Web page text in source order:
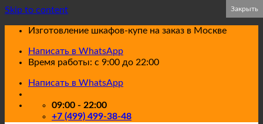
Skip to content
Изготовление шкафов-купе на заказ в Москве
Написать в WhatsApp
Время работы: с 9:00 до 22:00
Написать в WhatsApp
09:00 - 22:00
+7 (499) 499-38-48
Закрыть
Закрыть